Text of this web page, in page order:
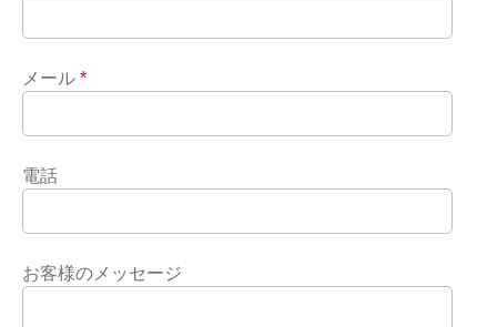
メール *
電話
お客様のメッセージ